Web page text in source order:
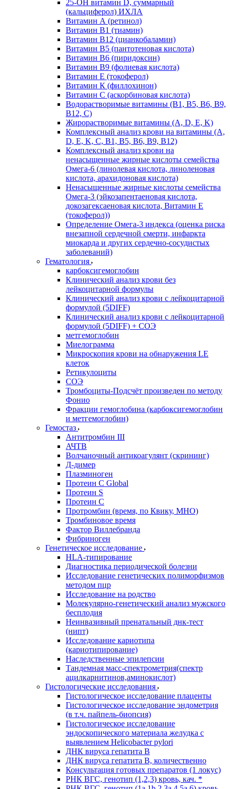
25-OH витамин D, суммарный
(кальциферол) ИХЛА
Витамин А (ретинол)
Витамин В1 (тиамин)
Витамин В12 (цианкобаламин)
Витамин В5 (пантотеновая кислота)
Витамин В6 (пиридоксин)
Витамин В9 (фолиевая кислота)
Витамин Е (токоферол)
Витамин К (филлохинон)
Витамин С (аскорбиновая кислота)
Водорастворимые витамины (B1, B5, B6, В9,
В12, С)
Жирорастворимые витамины (A, D, E, K)
Комплексный анализ крови на витамины (A,
D, E, K, C, B1, B5, B6, В9, B12)
Комплексный анализ крови на
ненасыщенные жирные кислоты семейства
Омега-6 (линолевая кислота, линоленовая
кислота, арахидоновая кислота)
Ненасыщенные жирные кислоты семейства
Омега-3 (эйкозапентаеновая кислота,
докозагексаеновая кислота, Витамин E
(токоферол))
Определение Омега-3 индекса (оценка риска
внезапной сердечной смерти, инфаркта
миокарда и других сердечно-сосудистых
заболеваний)
Гематология
карбоксигемоглобин
Клинический анализ крови без
лейкоцитарной формулы
Клинический анализ крови с лейкоцитарной
формулой (5DIFF)
Клинический анализ крови с лейкоцитарной
формулой (5DIFF) + СОЭ
метгемоглобин
Миелограмма
Микроскопия крови на обнаружения LE
клеток
Ретикулоциты
СОЭ
Тромбоциты-Подсчёт произведен по методу
Фонио
Фракции гемоглобина (карбоксигемоглобин
и метгемоглобин)
Гемостаз
Антитромбин III
АЧТВ
Волчаночный антикоагулянт (скрининг)
Д-димер
Плазминоген
Протеин C Global
Протеин S
Протеин С
Протромбин (время, по Квику, МНО)
Тромбиновое время
Фактор Виллебранда
Фибриноген
Генетическое исследование
HLA-типирование
Диагностика периодической болезни
Исследование генетических полиморфизмов
методом пцр
Исследование на родство
Молекулярно-генетический анализ мужского
бесплодия
Неинвазивный пренатальный днк-тест
(нипт)
Исследование кариотипа
(кариотипирование)
Наследственные эпилепсии
Тандемная масс-спектрометрия(спектр
ацилкарнитинов,аминокислот)
Гистологические исследования
Гистологическое исследование плаценты
Гистологическое исследование эндометрия
(в т.ч. пайпель-биопсия)
Гистологическое исследование
эндоскопического материала желудка с
выявлением Helicobacter pylori
ДНК вируса гепатита B
ДНК вируса гепатита B, количественно
Консультация готовых препаратов (1 локус)
РНК ВГC, генотип (1,2,3) кровь, кач. *